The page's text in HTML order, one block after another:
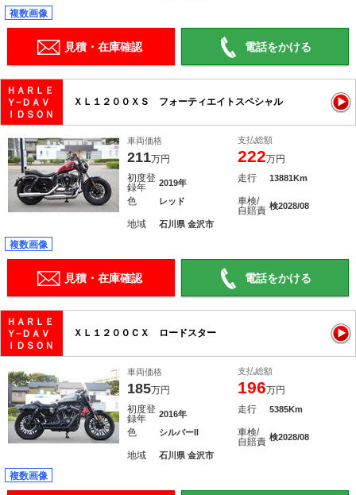
複数画像
見積・在庫確認 電話をかける
ＨＡＲＬＥ
Ｙ−ＤＡＶ
ＩＤＳＯＮ
ＸＬ１２００ＸＳ フォーティエイトスペシャル
車両価格
211万円
支払総額
222万円
初度登
録年
2019年 走行 13881Km
色 レッド
車検/
自賠責 検2028/08
地域 石川県 金沢市
複数画像
見積・在庫確認 電話をかける
ＨＡＲＬＥ
Ｙ−ＤＡＶ
ＩＤＳＯＮ
ＸＬ１２００ＣＸ ロードスター
車両価格
185万円
支払総額
196万円
初度登
録年
2016年 走行 5385Km
色 シルバーII
車検/
自賠責 検2028/08
地域 石川県 金沢市
複数画像